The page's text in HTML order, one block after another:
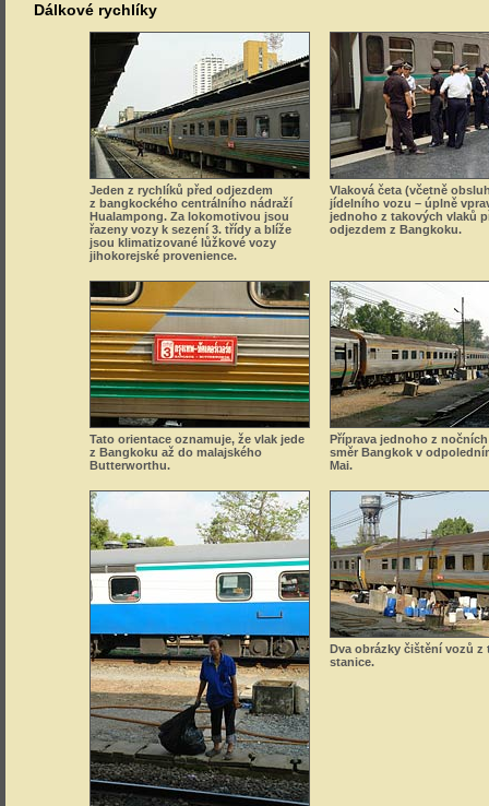
Dálkové rychlíky
Jeden z rychlíků před odjezdem
z bangkockého centrálního nádraží
Hualampong. Za lokomotivou jsou
řazeny vozy k sezení 3. třídy a blíže
jsou klimatizované lůžkové vozy
jihokorejské provenience.
Vlaková četa (včetně
jídelního vozu – úplně
jednoho z takových vlaků
odjezdem z Bangkoku.
Tato orientace oznamuje, že vlak jede
z Bangkoku až do malajského
Butterworthu.
Příprava jednoho z
směr Bangkok v
Mai.
Dva obrázky čištění vozů z
stanice.